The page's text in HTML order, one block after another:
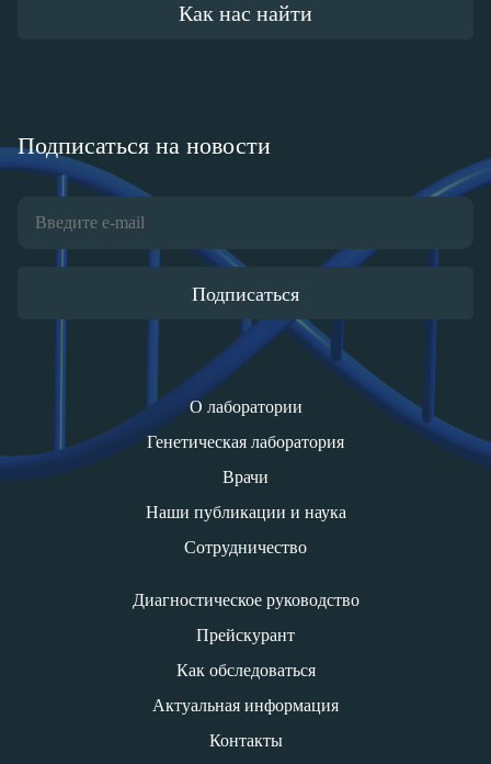
Как нас найти
Подписаться на новости
Подписаться
О лаборатории
Генетическая лаборатория
Врачи
Наши публикации и наука
Сотрудничество
Диагностическое руководство
Прейскурант
Как обследоваться
Актуальная информация
Контакты